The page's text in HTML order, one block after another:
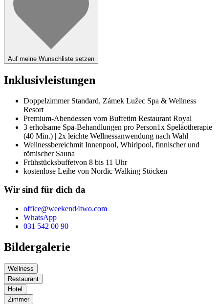
Auf meine Wunschliste setzen
Inklusivleistungen
Doppelzimmer Standard, Zámek Lužec Spa & Wellness
Resort
Premium-Abendessen vom Buffetim Restaurant Royal
3 erholsame Spa-Behandlungen pro Person1x Speläotherapie
(40 Min.) | 2x leichte Wellnessanwendung nach Wahl
Wellnessbereichmit Innenpool, Whirlpool, finnischer und
römischer Sauna
Frühstücksbuffetvon 8 bis 11 Uhr
kostenlose Leihe von Nordic Walking Stöcken
Wir sind für dich da
office@weekend4two.com
WhatsApp
031 542 00 90
Bildergalerie
Wellness
Restaurant
Hotel
Zimmer